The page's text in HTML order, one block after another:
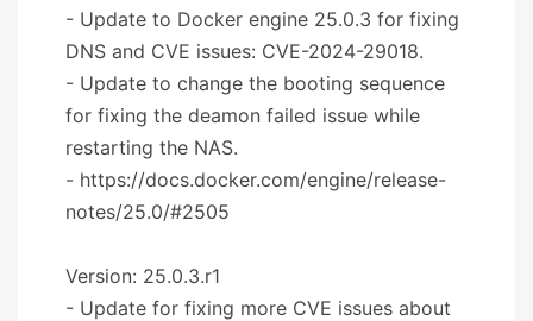
- Update to Docker engine 25.0.3 for fixing
DNS and CVE issues: CVE-2024-29018.
- Update to change the booting sequence
for fixing the deamon failed issue while
restarting the NAS.
- https://docs.docker.com/engine/release-
notes/25.0/#2505
Version: 25.0.3.r1
- Update for fixing more CVE issues about